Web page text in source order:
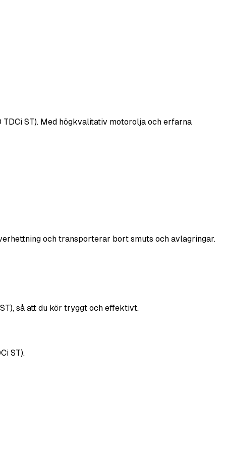
ST). Med högkvalitativ motorolja och erfarna
och transporterar bort smuts och avlagringar.
så att du kör tryggt och effektivt.
ST).